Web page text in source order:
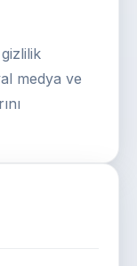
medya ve